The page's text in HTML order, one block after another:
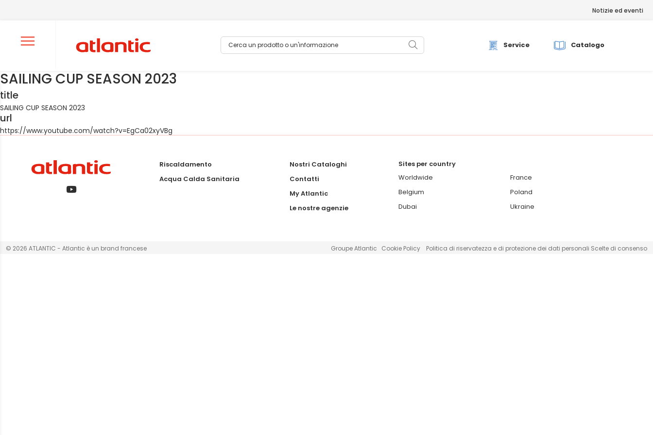
Notizie ed eventi
Ouvrir le menu de navigation
Cerca un prodotto o un'informazione
Service Catalogo
SAILING CUP SEASON 2023
title
SAILING CUP SEASON 2023
url
https://www.youtube.com/watch?v=EgCa02xyVBg
Riscaldamento
Acqua Calda Sanitaria
Nostri Cataloghi
Contatti
My Atlantic
Le nostre agenzie
Sites per country
Worldwide
Belgium
Dubai
France
Poland
Ukraine
© 2026 ATLANTIC - Atlantic è un brand francese Groupe Atlantic Cookie Policy Politica di riservatezza e di protezione dei dati personali Scelte di consenso